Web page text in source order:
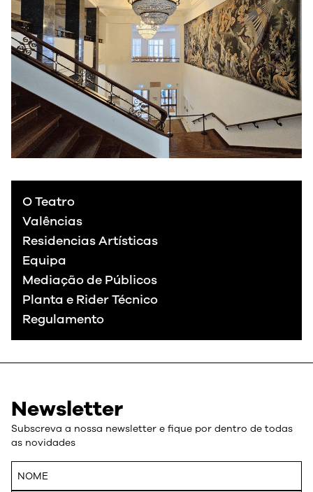
O Teatro
Valências
Residencias Artísticas
Equipa
Mediação de Públicos
Planta e Rider Técnico
Regulamento
Newsletter
Subscreva a nossa newsletter e fique por dentro de todas
as novidades